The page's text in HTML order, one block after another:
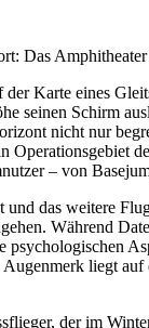
Das
Karte eines
seinen Schirm
nicht nur
– von
das weitere
Während
liegt
der im